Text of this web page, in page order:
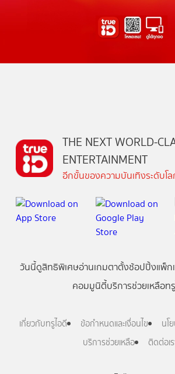
THE NEXT WORLD-
ENTERTAINMENT
อีกขั้นของความบันเทิงระดับโ
วันนี้ดูสิทธิพิเศษอ่านเกมตาตั้งช้อปปิ้งแพ็ก
คอมมูนิตี้บริการช่วยเหลือท
เกี่ยวกับทรูไอดี ข้อกำหนดและเงื่อนไข
นโ
บริการช่วยเหลือ
ติดต่อเ